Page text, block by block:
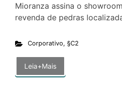
Mioranza assina o
revenda de pedras
Corporativo, §C2
Leia+Mais